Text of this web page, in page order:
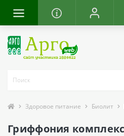
Здоровое питание Биолит
Гриффония